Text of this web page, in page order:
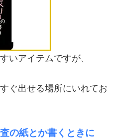
いアイテムですが、
ぐ出せる場所にいれてお
の紙とか書くときに